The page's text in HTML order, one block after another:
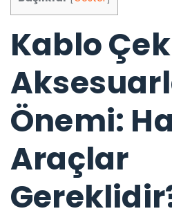
Kablo
Önemi:
Araçlar